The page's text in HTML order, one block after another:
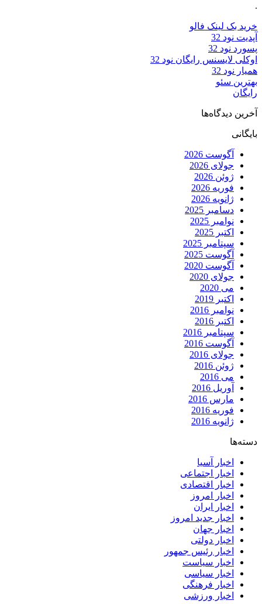
.
خرید بک لینک فالو
آپدیت نود 32
پسورد نود 32
اوکلی لایسنس رایگان نود 32
همیار نود 32
بهترین سئو
رایگان
آخرین دیدگاه‌ها
بایگانی
آگوست 2026
جولای 2026
ژوئن 2026
فوریه 2026
ژانویه 2026
دسامبر 2025
نوامبر 2025
اکتبر 2025
سپتامبر 2025
آگوست 2025
آگوست 2020
جولای 2020
می 2020
اکتبر 2019
نوامبر 2016
اکتبر 2016
سپتامبر 2016
آگوست 2016
جولای 2016
ژوئن 2016
می 2016
آوریل 2016
مارس 2016
فوریه 2016
ژانویه 2016
دسته‌ها
اخبار آسیا
اخبار اجتماعی
اخبار اقتصادی
اخبار امروز
اخبار ایران
اخبار جدید امروز
اخبار جهان
اخبار دولتی
اخبار رئیس جمهور
اخبار سیاست
اخبار سیاسی
اخبار فرهنگی
اخبار ورزشی